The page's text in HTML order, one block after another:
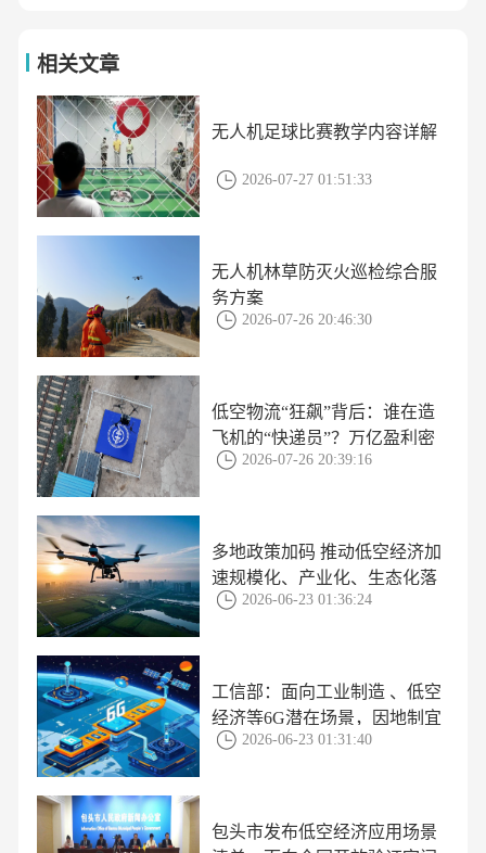
相关文章
无人机足球比赛教学内容详解
2026-07-27 01:51:33
无人机林草防灭火巡检综合服
务方案
2026-07-26 20:46:30
低空物流“狂飙”背后：谁在造
飞机的“快递员”？万亿盈利密
码首次曝光
2026-07-26 20:39:16
多地政策加码 推动低空经济加
速规模化、产业化、生态化落
地
2026-06-23 01:36:24
工信部：面向工业制造 、低空
经济等6G潜在场景，因地制宜
开展6G应用场景培育
2026-06-23 01:31:40
包头市发布低空经济应用场景